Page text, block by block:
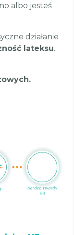
albo jesteś
działanie
lateksu.